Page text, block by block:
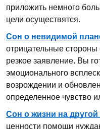
приложить немного
цели осуществятся.
Сон о невидимой
отрицательные
резкое заявление. Вы
эмоционального
возрождении и
определенное чувство
Сон о жизни на другой
ценности помощи